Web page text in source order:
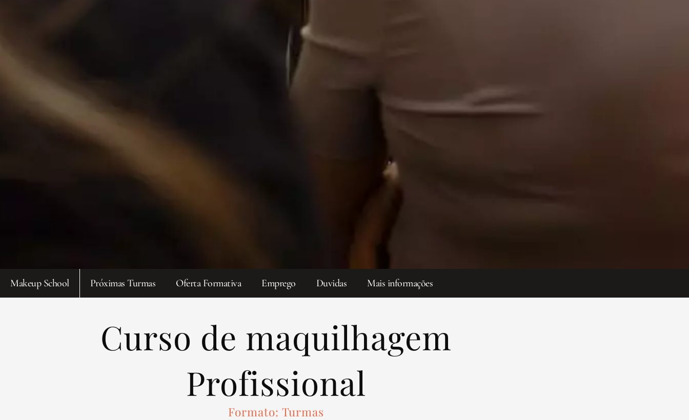
Makeup School Próximas Turmas Oferta Formativa Emprego Duvidas Mais informações
Curso de maquilhagem
Profissional
Formato: Turmas